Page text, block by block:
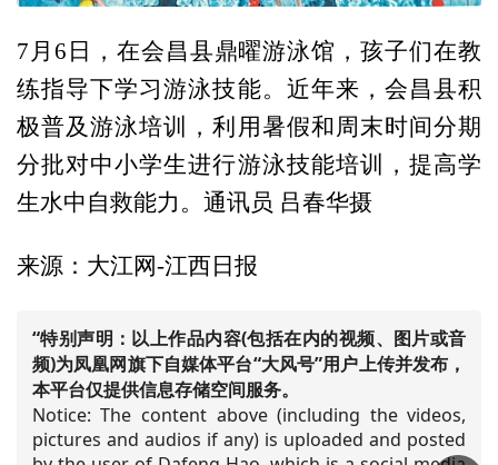
7月6日，在会昌县鼎曜游泳馆，孩子们在教
练指导下学习游泳技能。近年来，会昌县积
极普及游泳培训，利用暑假和周末时间分期
分批对中小学生进行游泳技能培训，提高学
生水中自救能力。通讯员 吕春华摄
来源：大江网-江西日报
“特别声明：以上作品内容(包括在内的视频、图片或音
频)为凤凰网旗下自媒体平台“大风号”用户上传并发布，
本平台仅提供信息存储空间服务。
Notice: The content above (including the videos,
pictures and audios if any) is uploaded and posted